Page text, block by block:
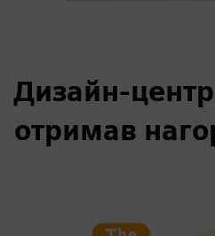
Дизайн-
отримав